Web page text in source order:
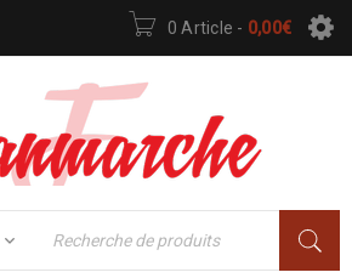
0 Article - 0,00€